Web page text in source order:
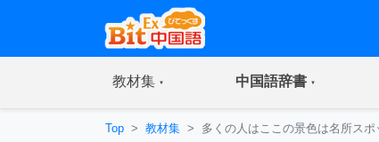
教材集(current) 中国語辞書(current)
Top 教材集 多くの人はここの景色は名所スポ